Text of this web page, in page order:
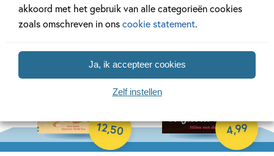
akkoord met het gebruik van alle categorieën cookies
zoals omschreven in onscookie statement.
Ja, ik accepteer cookies
Zelf instellen
Paperback E-book
12,50 4,99